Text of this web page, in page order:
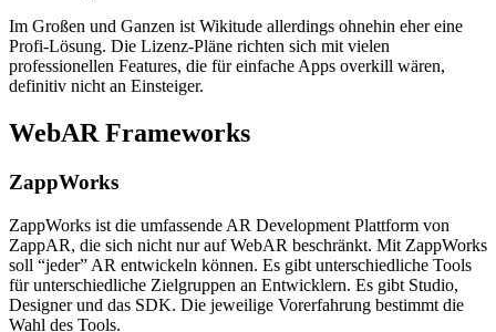
Im Großen und Ganzen ist Wikitude allerdings ohnehin eher eine
Profi-Lösung. Die Lizenz-Pläne richten sich mit vielen
professionellen Features, die für einfache Apps overkill wären,
definitiv nicht an Einsteiger.
WebAR Frameworks
ZappWorks
ZappWorks ist die umfassende AR Development Plattform von
ZappAR, die sich nicht nur auf WebAR beschränkt. Mit ZappWorks
soll “jeder” AR entwickeln können. Es gibt unterschiedliche Tools
für unterschiedliche Zielgruppen an Entwicklern. Es gibt Studio,
Designer und das SDK. Die jeweilige Vorerfahrung bestimmt die
Wahl des Tools.